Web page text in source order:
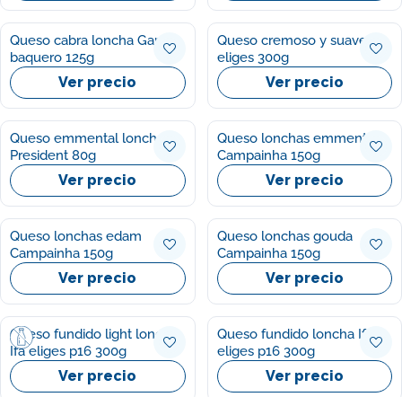
Queso cabra loncha García
baquero 125g
Ver precio
Queso cremoso y suave Ifa
eliges 300g
Ver precio
Queso emmental lonchas
President 80g
Ver precio
Queso lonchas emmental
Campainha 150g
Ver precio
Queso lonchas edam
Campainha 150g
Ver precio
Queso lonchas gouda
Campainha 150g
Ver precio
Queso fundido light loncha
Ifa eliges p16 300g
Ver precio
Queso fundido loncha Ifa
eliges p16 300g
Ver precio